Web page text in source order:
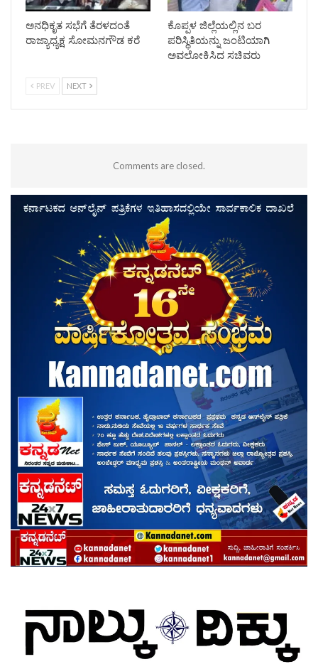
ಅನಧಿಕೃತ ಸಭೆಗೆ ತೆರಳದಂತೆ
ರಾಜ್ಯಾಧ್ಯಕ್ಷ ಸೋಮನಗೌಡ ಕರೆ
ಕೊಪ್ಪಳ ಜಿಲ್ಲೆಯಲ್ಲಿನ ಬರ
ಪರಿಸ್ಥಿತಿಯನ್ನು ಜಂಟಿಯಾಗಿ
ಅವಲೋಕಿಸಿದ ಸಚಿವರು
PREV NEXT
Comments are closed.